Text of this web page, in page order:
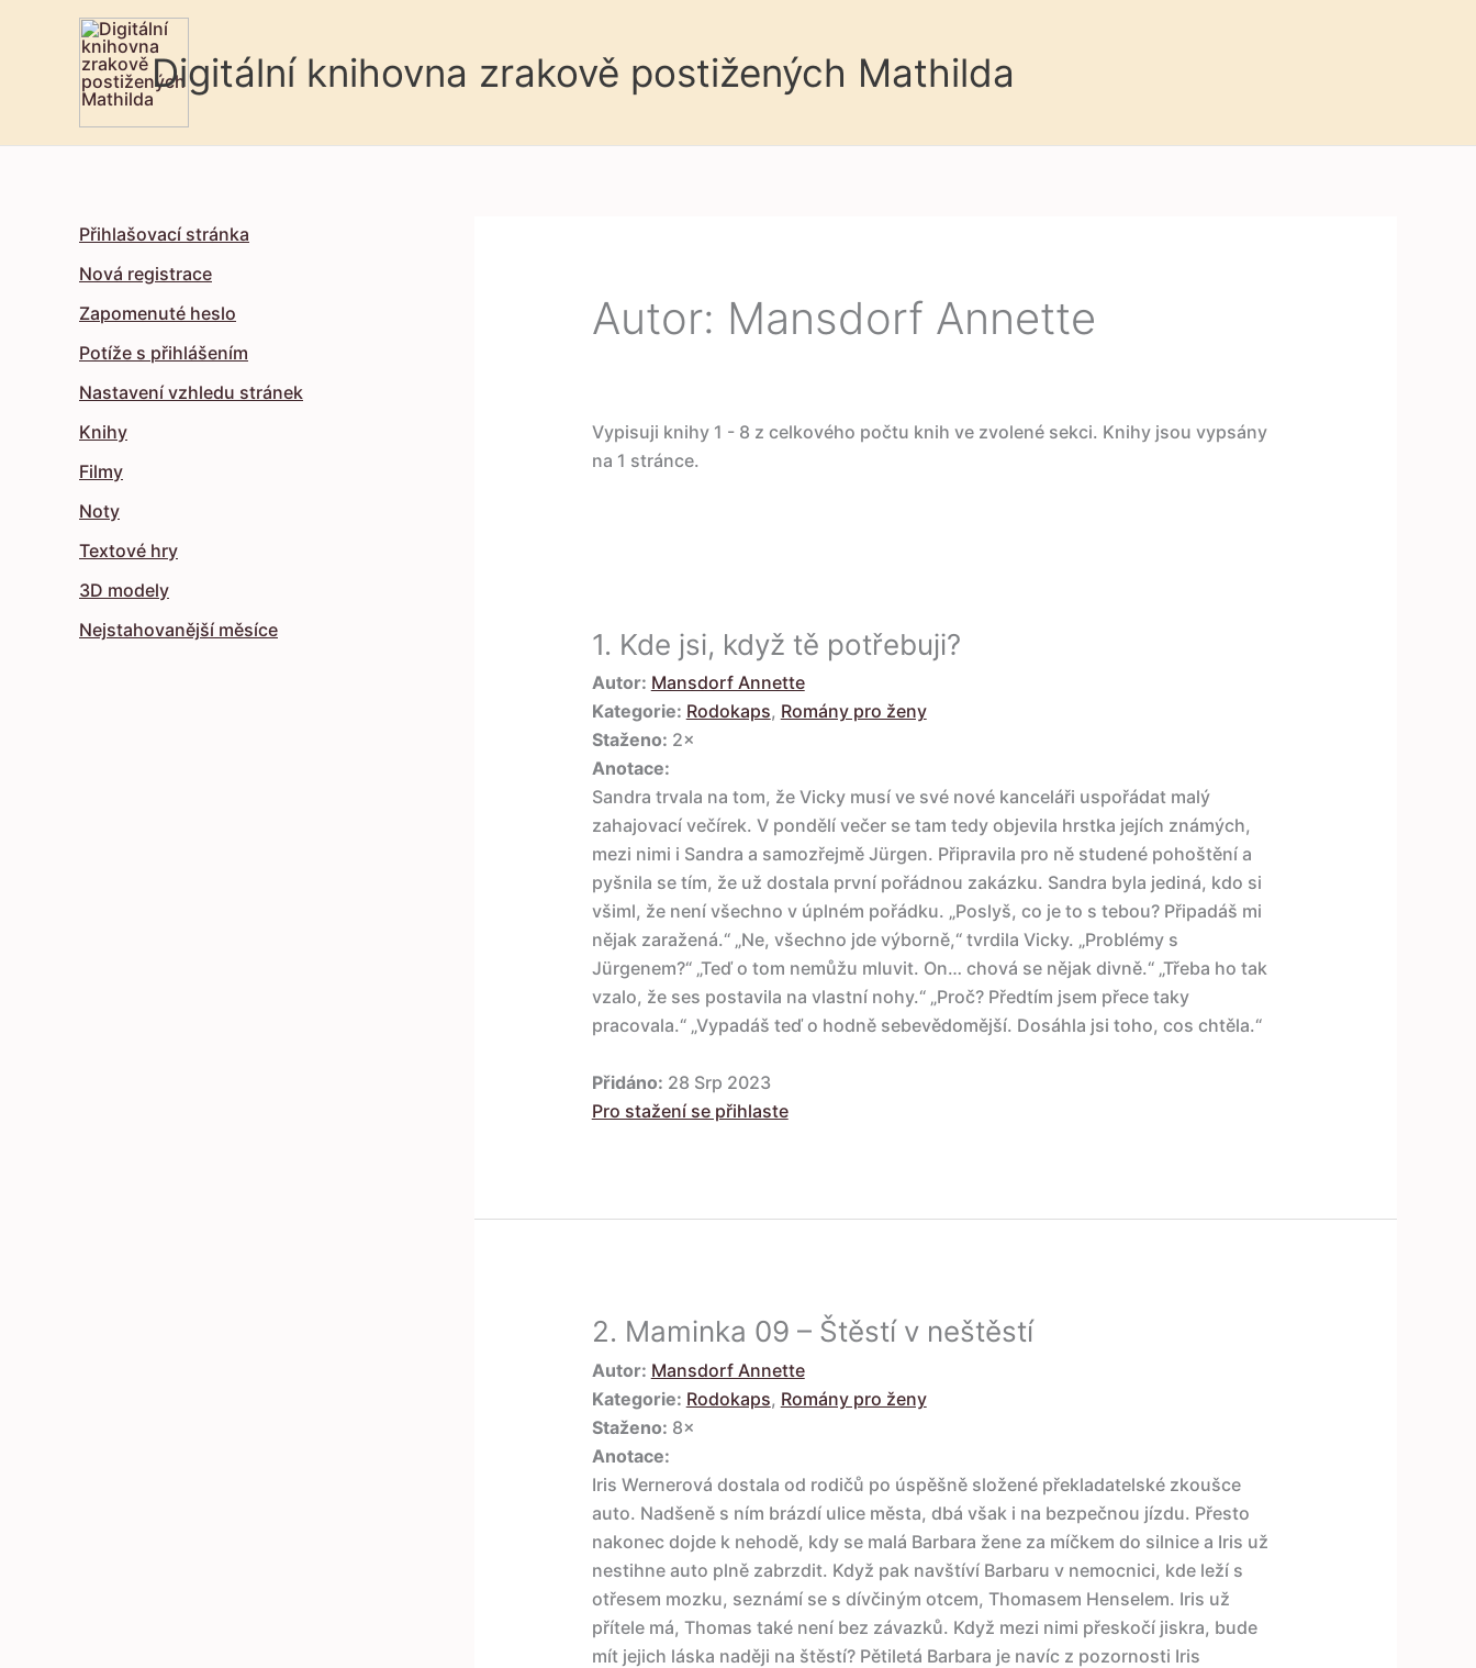
Digitální knihovna zrakově postižených Mathilda
Přihlašovací stránka
Nová registrace
Zapomenuté heslo
Potíže s přihlášením
Nastavení vzhledu stránek
Knihy
Filmy
Noty
Textové hry
3D modely
Nejstahovanější měsíce
Autor: Mansdorf Annette
Vypisuji knihy 1 - 8 z celkového počtu knih ve zvolené sekci. Knihy jsou vypsány
na 1 stránce.
1. Kde jsi, když tě potřebuji?
Autor: Mansdorf Annette
Kategorie: Rodokaps, Romány pro ženy
Staženo: 2×
Anotace:
Sandra trvala na tom, že Vicky musí ve své nové kanceláři uspořádat malý
zahajovací večírek. V pondělí večer se tam tedy objevila hrstka jejích známých,
mezi nimi i Sandra a samozřejmě Jürgen. Připravila pro ně studené pohoštění a
pyšnila se tím, že už dostala první pořádnou zakázku. Sandra byla jediná, kdo si
všiml, že není všechno v úplném pořádku. „Poslyš, co je to s tebou? Připadáš mi
nějak zaražená.“ „Ne, všechno jde výborně,“ tvrdila Vicky. „Problémy s
Jürgenem?“ „Teď o tom nemůžu mluvit. On… chová se nějak divně.“ „Třeba ho tak
vzalo, že ses postavila na vlastní nohy.“ „Proč? Předtím jsem přece taky
pracovala.“ „Vypadáš teď o hodně sebevědomější. Dosáhla jsi toho, cos chtěla.“
Přidáno: 28 Srp 2023
Pro stažení se přihlaste
2. Maminka 09 – Štěstí v neštěstí
Autor: Mansdorf Annette
Kategorie: Rodokaps, Romány pro ženy
Staženo: 8×
Anotace:
Iris Wernerová dostala od rodičů po úspěšně složené překladatelské zkoušce
auto. Nadšeně s ním brázdí ulice města, dbá však i na bezpečnou jízdu. Přesto
nakonec dojde k nehodě, kdy se malá Barbara žene za míčkem do silnice a Iris už
nestihne auto plně zabrzdit. Když pak navštíví Barbaru v nemocnici, kde leží s
otřesem mozku, seznámí se s dívčiným otcem, Thomasem Henselem. Iris už
přítele má, Thomas také není bez závazků. Když mezi nimi přeskočí jiskra, bude
mít jejich láska naději na štěstí? Pětiletá Barbara je navíc z pozornosti Iris